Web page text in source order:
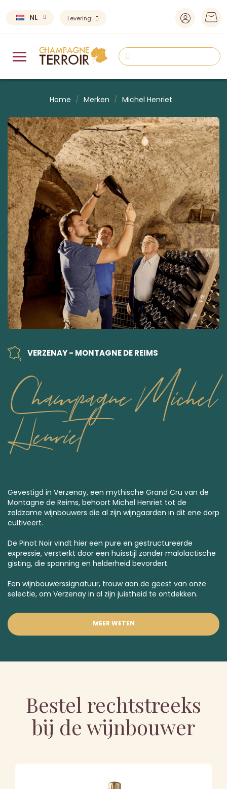
NL Levering:
Home Merken Michel Henriet
VERZENAY - MONTAGNE DE REIMS
Champagne Michel
Henriet
Gevestigd in Verzenay, een mythische Grand Cru van de
Montagne de Reims, behoort Michel Henriet tot de
zeldzame wijnbouwers die al zijn wijngaarden in dit ene dorp
cultiveert.
De Pinot Noir vindt hier een pure en gestructureerde
expressie, versterkt door een huisstijl zonder malolactische
gisting, die spanning en helderheid bevordert.
Een wijnbouwerssignatuur, trouw aan de geest van onze
selectie, om Verzenay in al zijn juistheid te ontdekken.
MEER WETEN
Bestel rechtstreeks
bij de wijnbouwer